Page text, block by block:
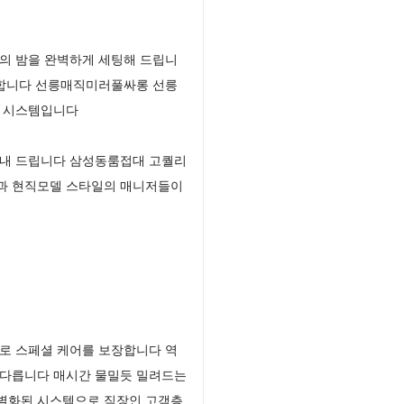
밤을 완벽하게 세팅해 드립니
다 선릉매직미러풀싸롱 선릉
스템입니다
드립니다 삼성동룸접대 고퀄리
현직모델 스타일의 매니저들이
스페셜 케어를 보장합니다 역
릅니다 매시간 물밀듯 밀려드는
화된 시스템으로 직장인 고객층